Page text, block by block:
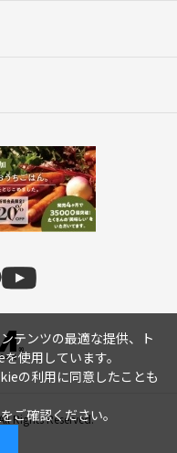
Rights Reserved.
テンツの最適な提供、ト
使用しています。
の利用に同意したことも
をご確認ください。